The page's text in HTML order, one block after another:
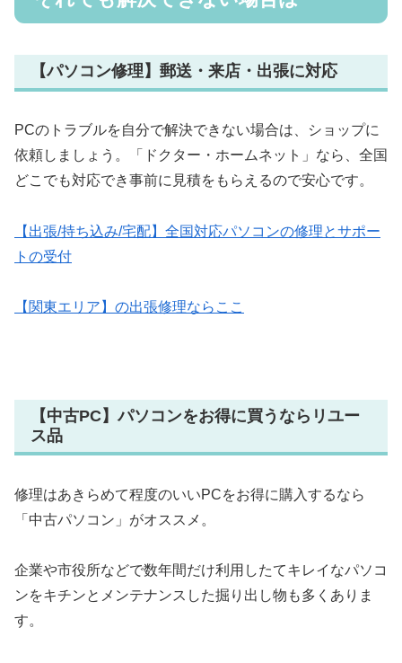
【パソコン修理】郵送・来店・出張に対応
PCのトラブルを自分で解決できない場合は、ショップに
依頼しましょう。「ドクター・ホームネット」なら、全国
どこでも対応でき事前に見積をもらえるので安心です。
【出張/持ち込み/宅配】全国対応パソコンの修理とサポー
トの受付
【関東エリア】の出張修理ならここ
【中古PC】パソコンをお得に買うならリユー
ス品
修理はあきらめて程度のいいPCをお得に購入するなら
「中古パソコン」がオススメ。
企業や市役所などで数年間だけ利用したてキレイなパソコ
ンをキチンとメンテナンスした掘り出し物も多くありま
す。